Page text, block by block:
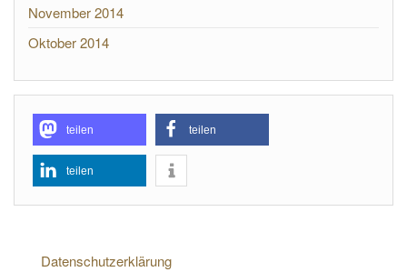
November 2014
Oktober 2014
teilen teilen
teilen
Datenschutzerklärung